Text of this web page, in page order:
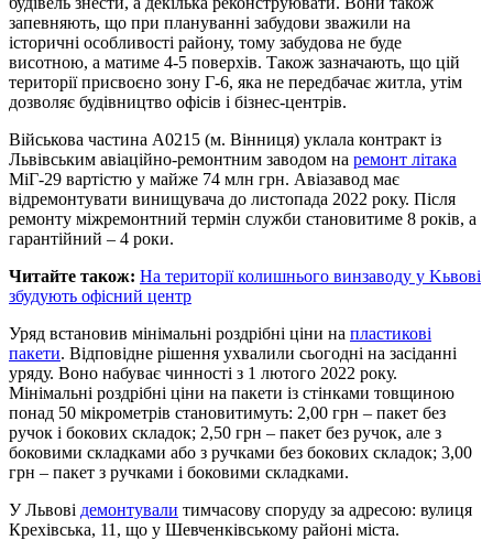
запевняють, що при плануванні забудови зважили на
історичні особливості району, тому забудова не буде
висотною, а матиме 4-5 поверхів. Також зазначають, що цій
території присвоєно зону Г-6, яка не передбачає житла, утім
дозволяє будівництво офісів і бізнес-центрів.
Військова частина А0215 (м. Вінниця) уклала контракт із
Львівським авіаційно-ремонтним заводом на ремонт літака
МіГ-29 вартістю у майже 74 млн грн. Авіазавод має
відремонтувати винищувача до листопада 2022 року. Після
ремонту міжремонтний термін служби становитиме 8 років, а
гарантійний – 4 роки.
Читайте також: На території колишнього винзаводу у Kьвові
збудують офісний центр
Уряд встановив мінімальні роздрібні ціни на пластикові
пакети. Відповідне рішення ухвалили сьогодні на засіданні
уряду. Воно набуває чинності з 1 лютого 2022 року.
Мінімальні роздрібні ціни на пакети із стінками товщиною
понад 50 мікрометрів становитимуть: 2,00 грн – пакет без
ручок і бокових складок; 2,50 грн – пакет без ручок, але з
боковими складками або з ручками без бокових складок; 3,00
грн – пакет з ручками і боковими складками.
У Львові демонтували тимчасову споруду за адресою: вулиця
Крехівська, 11, що у Шевченківському районі міста.